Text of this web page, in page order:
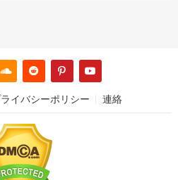
イバシーポリシー 連絡